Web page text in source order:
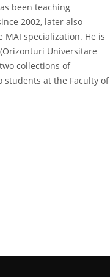
been teaching
2002, later also
specialization. He is
(Orizonturi Universitare
collections of
at the Faculty of